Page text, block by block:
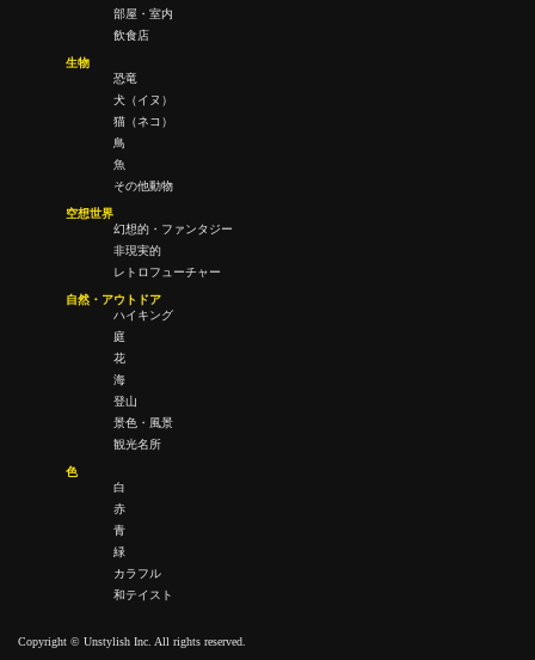
部屋・室内
飲食店
生物
恐竜
犬（イヌ）
猫（ネコ）
鳥
魚
その他動物
空想世界
幻想的・ファンタジー
非現実的
レトロフューチャー
自然・アウトドア
ハイキング
庭
花
海
登山
景色・風景
観光名所
色
白
赤
青
緑
カラフル
和テイスト
Copyright © Unstylish Inc. All rights reserved.